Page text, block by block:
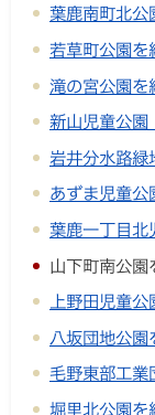
葉鹿南町北公
若草町公園を
滝の宮公園を
新山児童公園
岩井分水路緑
あずま児童公
葉鹿一丁目北
山下町南公園
上野田児童
八坂団地公園
毛野東部工業
堀里北公園を